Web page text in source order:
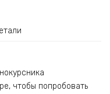
чтобы попробовать